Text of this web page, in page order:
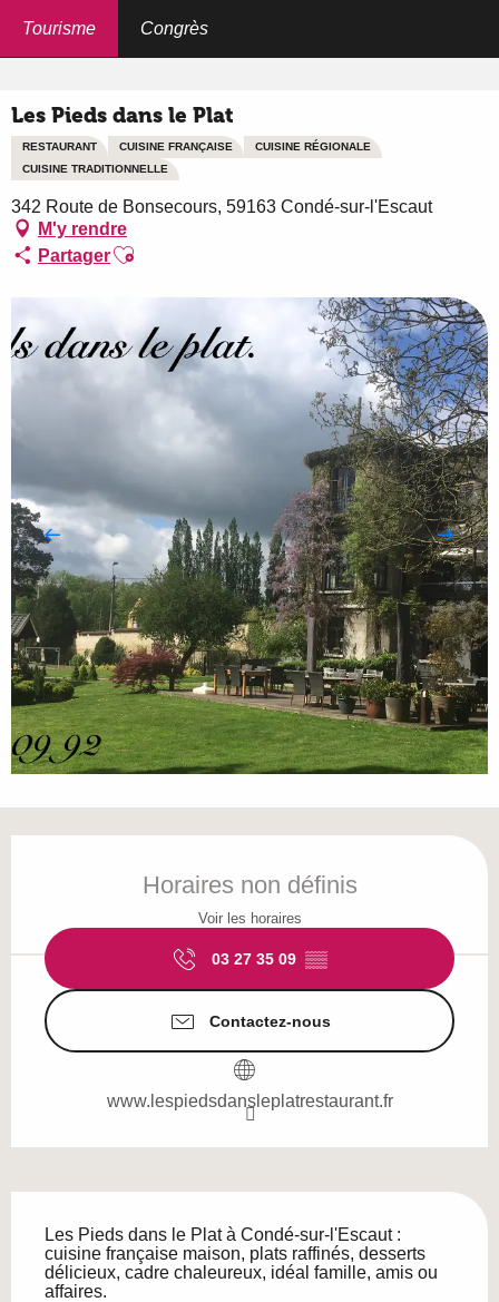
Tourisme Congrès
Les Pieds dans le Plat
RESTAURANT CUISINE FRANÇAISE
CUISINE RÉGIONALE
CUISINE TRADITIONNELLE
342 Route de Bonsecours, 59163 Condé-sur-l'Escaut
M'y rendre
PartagerAjouter aux favoris
Horaires non définis
Voir les horaires
03 27 35 09 ▒▒
Contactez-nous
www.lespiedsdansleplatrestaurant.fr
Les Pieds dans le Plat à Condé-sur-l'Escaut :
cuisine française maison, plats raffinés, desserts
délicieux, cadre chaleureux, idéal famille, amis ou
affaires.